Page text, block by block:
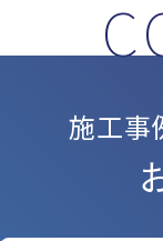
施工事